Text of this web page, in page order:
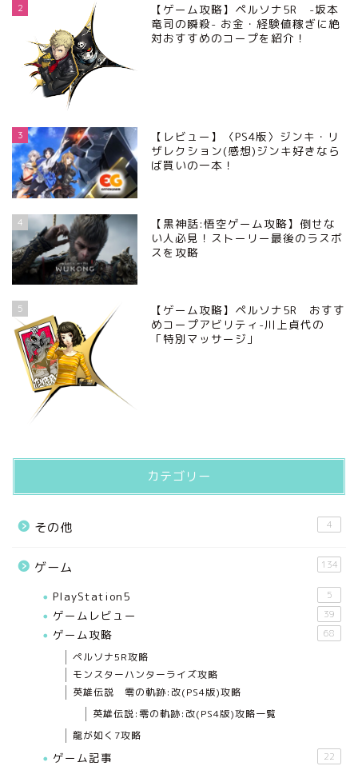
2
【ゲーム攻略】ペルソナ5R -坂本
竜司の瞬殺- お金・経験値稼ぎに絶
対おすすめのコープを紹介！
3
【レビュー】〈PS4版〉ジンキ・リ
ザレクション(感想)ジンキ好きなら
ば買いの一本！
4
【黒神話:悟空ゲーム攻略】倒せな
い人必見！ストーリー最後のラスボ
スを攻略
5
【ゲーム攻略】ペルソナ5R おすす
めコープアビリティ-川上貞代の
「特別マッサージ」
カテゴリー
その他 4
ゲーム 134
PlayStation5 5
ゲームレビュー 39
ゲーム攻略 68
ペルソナ5R攻略
モンスターハンターライズ攻略
英雄伝説 零の軌跡:改(PS4版)攻略
英雄伝説:零の軌跡:改(PS4版)攻略一覧
龍が如く7攻略
ゲーム記事 22